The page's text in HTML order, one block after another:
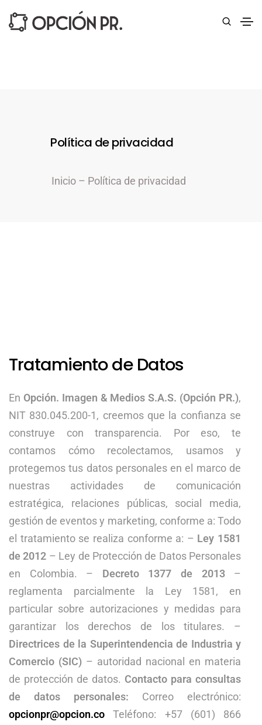
Política de privacidad
Inicio– Política de privacidad
Tratamiento de Datos
En Opción. Imagen & Medios S.A.S. (Opción PR.),
NIT 830.045.200-1, creemos que la confianza se
construye con transparencia. Por eso, te
contamos cómo recolectamos, usamos y
protegemos tus datos personales en el marco de
nuestras actividades de comunicación
estratégica, relaciones públicas, social media,
gestión de eventos y marketing, conforme a: Todo
el tratamiento se realiza conforme a: – Ley 1581
de 2012 – Ley de Protección de Datos Personales
en Colombia. – Decreto 1377 de 2013–
reglamenta parcialmente la Ley 1581, en
particular sobre autorizaciones y medidas para
garantizar los derechos de los titulares. –
Directrices de la Superintendencia de Industria y
Comercio (SIC) – autoridad nacional en materia
de protección de datos. Contacto para consultas
de datos personales: Correo electrónico:
opcionpr@opcion.co Teléfono: +57 (601) 866